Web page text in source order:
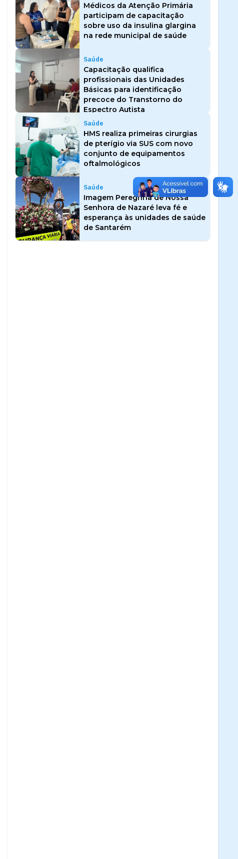
Médicos da Atenção Primária
participam de capacitação
sobre uso da insulina glargina
na rede municipal de saúde
Saúde
Capacitação qualifica
profissionais das Unidades
Básicas para identificação
precoce do Transtorno do
Espectro Autista
Saúde
HMS realiza primeiras cirurgias
de pterígio via SUS com novo
conjunto de equipamentos
oftalmológicos
Saúde
Imagem Peregrina de Nossa
Senhora de Nazaré leva fé e
esperança às unidades de saúde
de Santarém